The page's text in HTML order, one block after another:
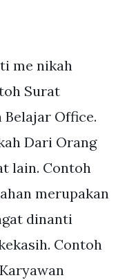
me nikah
Surat
Office.
Dari Orang
lain. Contoh
merupakan
dinanti
Contoh